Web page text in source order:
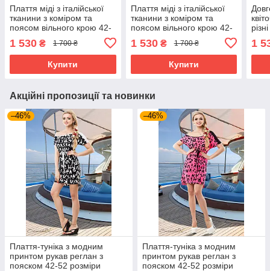
Плаття міді з італійської
тканини з коміром та
поясом вільного крою 42-
52 розміри різні кольори
марсала
1 530 ₴ 1 700 ₴
Купити
Плаття міді з італійської
тканини з коміром та
поясом вільного крою 42-
52 розміри різні кольори
блакитне
1 530₴ 1 700 ₴
Купити
1
Акційні пропозиції та новинки
–46%
Плаття-туніка з модним
принтом рукав реглан з
пояском 42-52 розміри
–46%
Плаття-туніка з модним
принтом рукав реглан з
пояском 42-52 розміри